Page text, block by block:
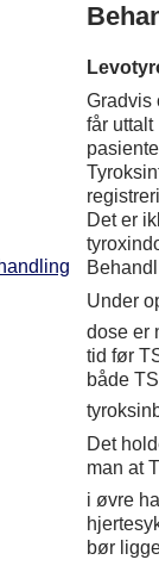
Gradvis
får
Det er
Under
dose er
tid før
både
Det
man at
i øvre
bør